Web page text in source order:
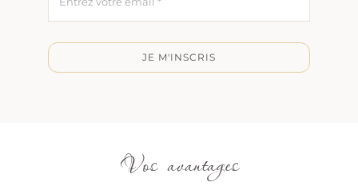
JE M'INSCRIS
Vos avantages